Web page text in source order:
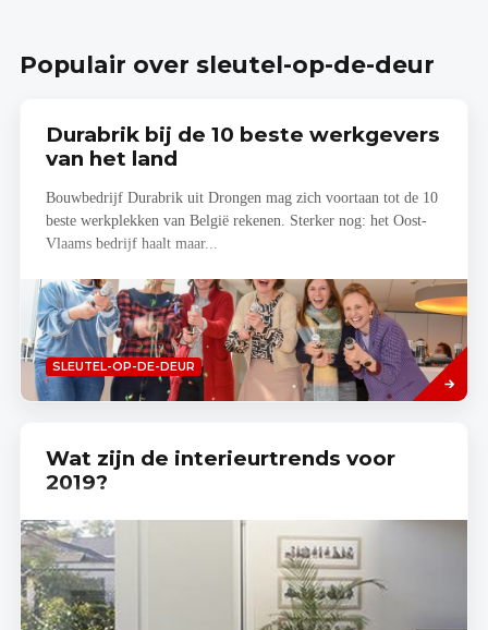
Populair over sleutel-op-de-deur
Durabrik bij de 10 beste werkgevers
van het land
Bouwbedrijf Durabrik uit Drongen mag zich voortaan tot de 10
beste werkplekken van België rekenen. Sterker nog: het Oost-
Vlaams bedrijf haalt maar...
SLEUTEL-OP-DE-DEUR
Lees
meer
Wat zijn de interieurtrends voor
2019?